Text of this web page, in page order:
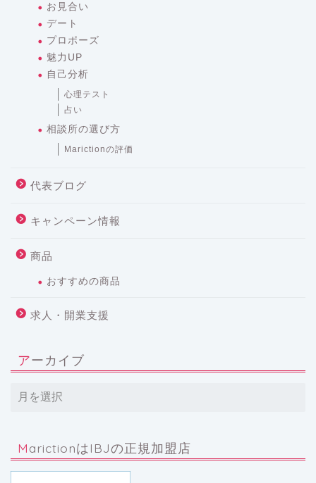
お見合い
デート
プロポーズ
魅力UP
自己分析
心理テスト
占い
相談所の選び方
Marictionの評価
代表ブログ
キャンペーン情報
商品
おすすめの商品
求人・開業支援
アーカイブ
MarictionはIBJの正規加盟店